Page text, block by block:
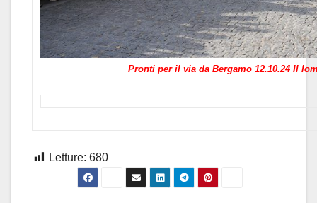
Pronti per il via da Bergamo 12.10.24 Il
Letture: 680